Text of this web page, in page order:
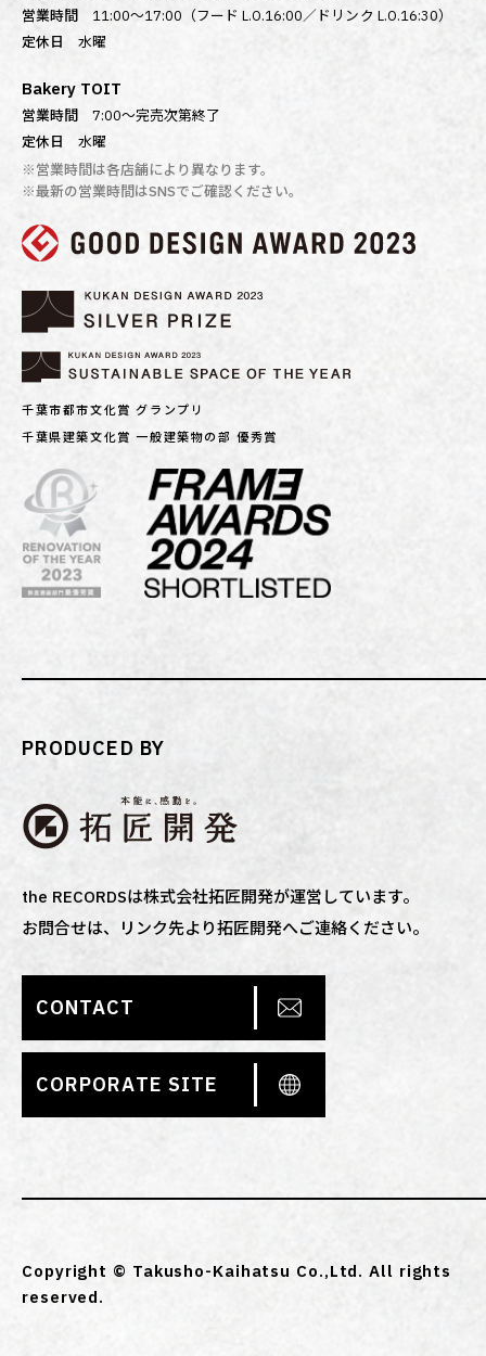
営業時間 11:00～17:00（フード L.O.16:00／ドリンク L.O.16:30）
定休日水曜
Bakery TOIT
営業時間7:00〜完売次第終了
定休日水曜
※営業時間は各店舗により異なります。
※最新の営業時間はSNSでご確認ください。
千葉市都市文化賞 グランプリ
千葉県建築文化賞 一般建築物の部 優秀賞
PRODUCED BY
the RECORDSは株式会社拓匠開発が運営しています。
お問合せは、リンク先より拓匠開発へご連絡ください。
CONTACT
CORPORATE SITE
Copyright © Takusho-Kaihatsu Co.,Ltd. All rights
reserved.